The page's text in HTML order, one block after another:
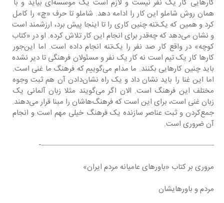
کارهایی کار یک نفر نیست و لازم است یک موسسه‌ای بیاید و با
همان روش شاملو این کار را ادامه دهد. شاملو تا حرف «چ» را کامل
کرد و همین که یک‌تنه چنین کاری را تا اینجا پیش برد، ارزشمند است
و نشان می‌دهد که چه‌قدر برای انجام این کار تلاش کرده. او در «کتاب
کوچه» در واقع کار صد نفر را یک‌تنه انجام داده است. اما این‌جور
کارها کار یک تیم است نه کار یک نفر و مسئولان فرهنگی تا دیر نشده
باید چنین کارهایی بکنند. ما مدام می‌گوییم که فرهنگ ما غنی است.
اما این غنا را باید نشان داد و یک راه نشان‌دادن آن هم ثبت وجوه
مختلف این فرهنگ است. الان اگر می‌گویند مثلا زبان آلمانی یک
زبان غنی است، برای این است که فرهنگ‌هاشان را مبنا قرار می‌دهند.
جمع‌کردن و ثبت عناصر سازنده یک فرهنگ خیلی مهم است و انجام
آن ضروری است.
———————————————————————-
مروری بر کتاب «باورهای عامیانه مردم ایران»
مردم و باورهایشان